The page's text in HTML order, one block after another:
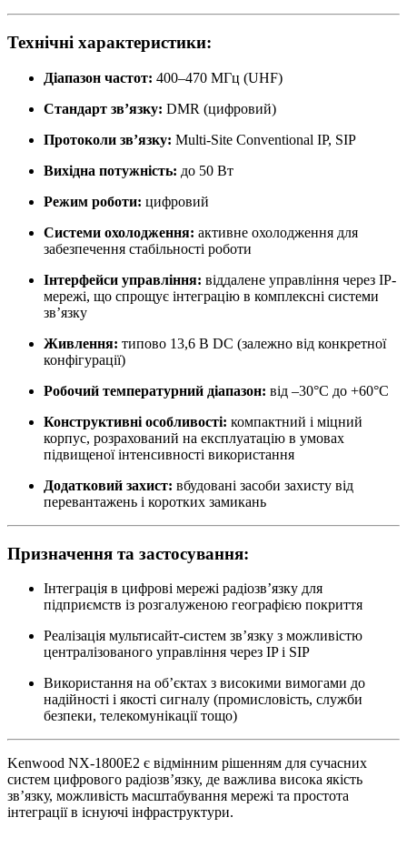
Технічні характеристики:
Діапазон частот: 400–470 МГц (UHF)
Стандарт зв’язку: DMR (цифровий)
Протоколи зв’язку: Multi-Site Conventional IP, SIP
Вихідна потужність: до 50 Вт
Режим роботи: цифровий
Системи охолодження: активне охолодження для
забезпечення стабільності роботи
Інтерфейси управління: віддалене управління через IP-
мережі, що спрощує інтеграцію в комплексні системи
зв’язку
Живлення: типово 13,6 В DC (залежно від конкретної
конфігурації)
Робочий температурний діапазон: від –30°C до +60°C
Конструктивні особливості: компактний і міцний
корпус, розрахований на експлуатацію в умовах
підвищеної інтенсивності використання
Додатковий захист: вбудовані засоби захисту від
перевантажень і коротких замикань
Призначення та застосування:
Інтеграція в цифрові мережі радіозв’язку для
підприємств із розгалуженою географією покриття
Реалізація мультисайт-систем зв’язку з можливістю
централізованого управління через IP і SIP
Використання на об’єктах з високими вимогами до
надійності і якості сигналу (промисловість, служби
безпеки, телекомунікації тощо)
Kenwood NX-1800E2 є відмінним рішенням для сучасних
систем цифрового радіозв’язку, де важлива висока якість
зв’язку, можливість масштабування мережі та простота
інтеграції в існуючі інфраструктури.